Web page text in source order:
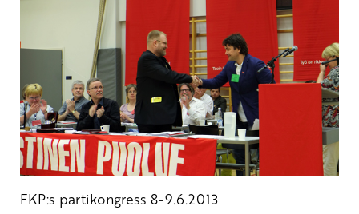
FKP:s partikongress 8-9.6.2013